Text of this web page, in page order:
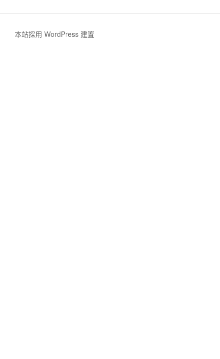
本站採用 WordPress 建置